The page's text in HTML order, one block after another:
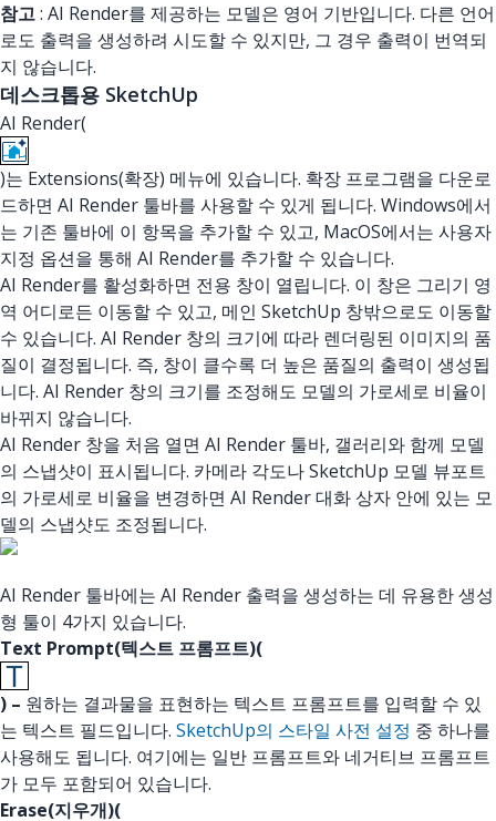
참고: AI Render를 제공하는 모델은 영어 기반입니다. 다른 언어
로도 출력을 생성하려 시도할 수 있지만, 그 경우 출력이 번역되
지 않습니다.
데스크톱용 SketchUp
AI Render(
)는 Extensions(확장) 메뉴에 있습니다. 확장 프로그램을 다운로
드하면 AI Render 툴바를 사용할 수 있게 됩니다. Windows에서
는 기존 툴바에 이 항목을 추가할 수 있고, MacOS에서는 사용자
지정 옵션을 통해 AI Render를 추가할 수 있습니다.
AI Render를 활성화하면 전용 창이 열립니다. 이 창은 그리기 영
역 어디로든 이동할 수 있고, 메인 SketchUp 창밖으로도 이동할
수 있습니다. AI Render 창의 크기에 따라 렌더링된 이미지의 품
질이 결정됩니다. 즉, 창이 클수록 더 높은 품질의 출력이 생성됩
니다. AI Render 창의 크기를 조정해도 모델의 가로세로 비율이
바뀌지 않습니다.
AI Render 창을 처음 열면 AI Render 툴바, 갤러리와 함께 모델
의 스냅샷이 표시됩니다. 카메라 각도나 SketchUp 모델 뷰포트
의 가로세로 비율을 변경하면 AI Render 대화 상자 안에 있는 모
델의 스냅샷도 조정됩니다.
AI Render 툴바에는 AI Render 출력을 생성하는 데 유용한 생성
형 툴이 4가지 있습니다.
Text Prompt(텍스트 프롬프트)(
) – 원하는 결과물을 표현하는 텍스트 프롬프트를 입력할 수 있
는 텍스트 필드입니다. SketchUp의 스타일 사전 설정 중 하나를
사용해도 됩니다. 여기에는 일반 프롬프트와 네거티브 프롬프트
가 모두 포함되어 있습니다.
Erase(지우개)(